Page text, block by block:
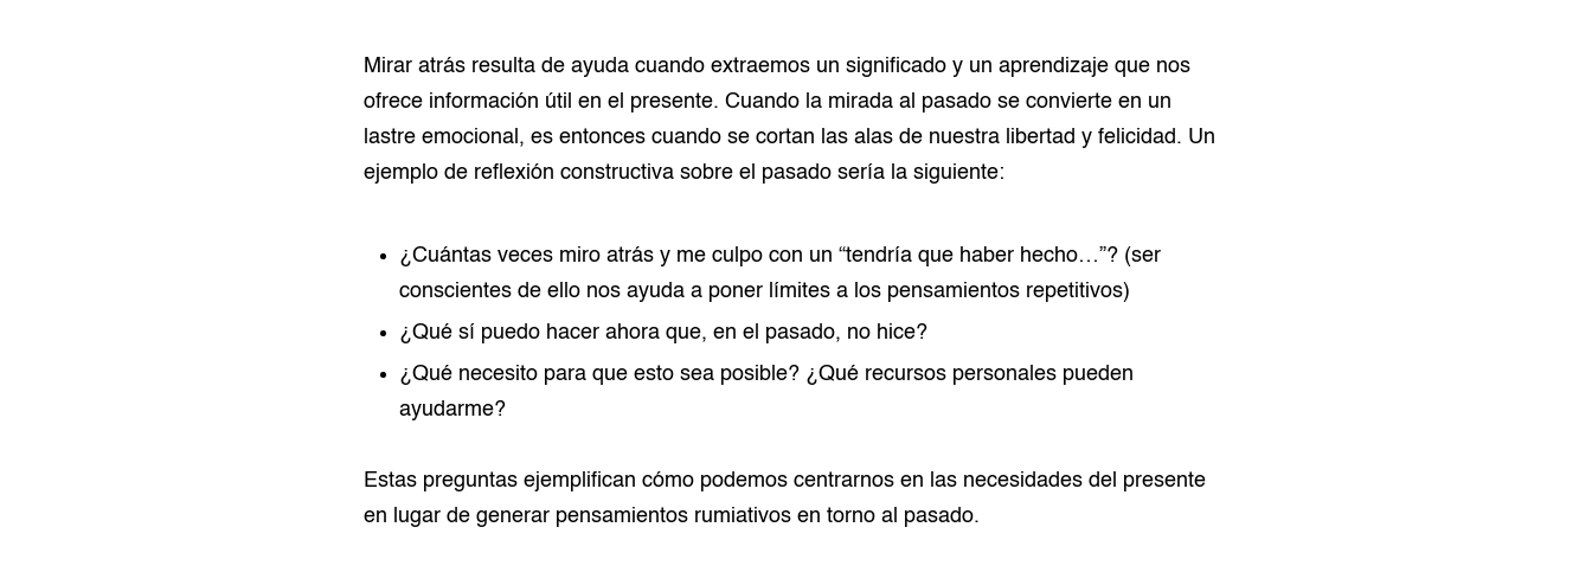
Mirar atrás resulta de ayuda cuando extraemos un significado y un aprendizaje que nos
ofrece información útil en el presente. Cuando la mirada al pasado se convierte en un
lastre emocional, es entonces cuando se cortan las alas de nuestra libertad y felicidad. Un
ejemplo de reflexión constructiva sobre el pasado sería la siguiente:
¿Cuántas veces miro atrás y me culpo con un “tendría que haber hecho…”? (ser
conscientes de ello nos ayuda a poner límites a los pensamientos repetitivos)
¿Qué sí puedo hacer ahora que, en el pasado, no hice?
¿Qué necesito para que esto sea posible? ¿Qué recursos personales pueden
ayudarme?
Estas preguntas ejemplifican cómo podemos centrarnos en las necesidades del presente
en lugar de generar pensamientos rumiativos en torno al pasado.